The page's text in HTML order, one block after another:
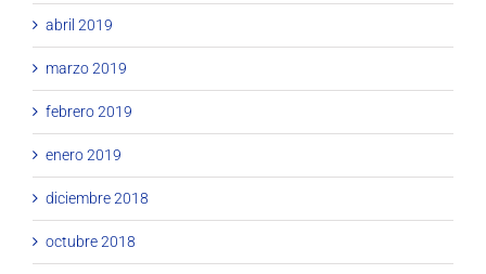
abril 2019
marzo 2019
febrero 2019
enero 2019
diciembre 2018
octubre 2018